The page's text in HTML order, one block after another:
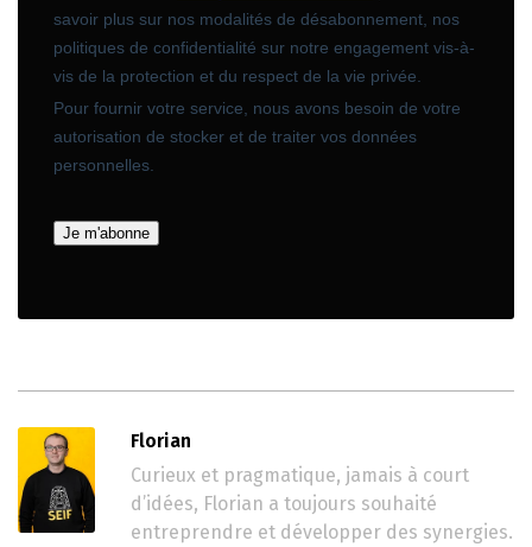
Florian
Curieux et pragmatique, jamais à court
d’idées, Florian a toujours souhaité
entreprendre et développer des synergies.